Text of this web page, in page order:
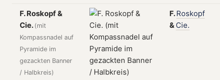
F. Roskopf &
Cie. (mit
Kompassnadel auf
Pyramide im
gezackten Banner
/ Halbkreis)
F.Roskopf
& Cie.